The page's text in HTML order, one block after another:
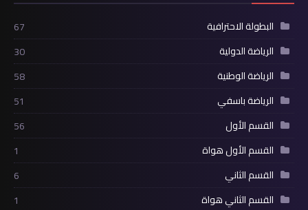
البطولة الاحترافية
67
الرياضة الدولية
30
الرياضة الوطنية
58
الرياضة باسفي
51
القسم الأول
56
القسم الأول هواة
1
القسم الثاني
6
القسم الثاني هواة
1